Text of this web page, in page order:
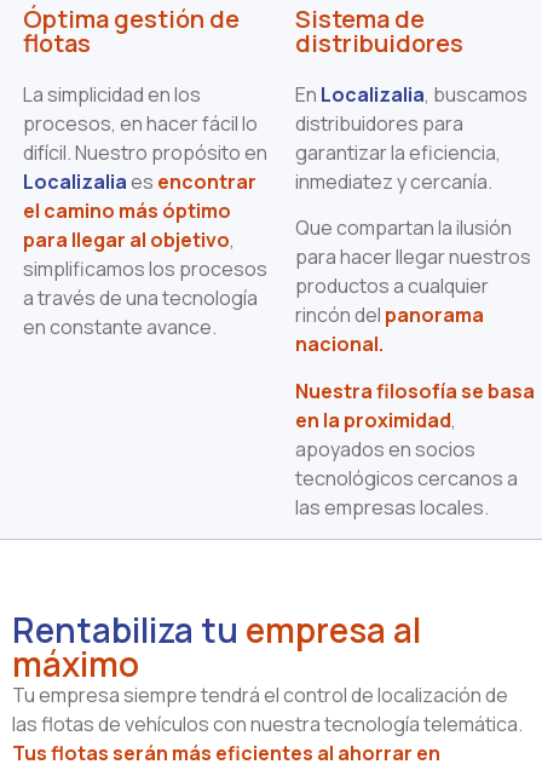
Óptima gestión de
flotas
La simplicidad en los
procesos, en hacer fácil lo
difícil. Nuestro propósito en
Localizaliaes encontrar
el camino más óptimo
para llegar al objetivo,
simplificamos los procesos
a través de una tecnología
en constante avance.
Sistema de
distribuidores
En Localizalia, buscamos
distribuidores para
garantizar la eficiencia,
inmediatez y cercanía.
Que compartan la ilusión
para hacer llegar nuestros
productos a cualquier
rincón del panorama
nacional.
Nuestra filosofía se basa
en la proximidad,
apoyados en socios
tecnológicos cercanos a
las empresas locales.
Rentabiliza tu empresa al
máximo
Tu empresa siempre tendrá el control de localización de
las flotas de vehículos con nuestra tecnología telemática.
Tus flotas serán más eficientes al ahorrar en